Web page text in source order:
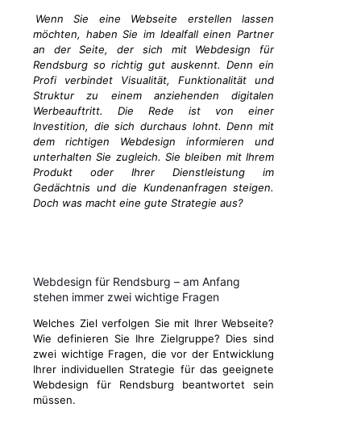
Wenn Sie eine Webseite erstellen lassen
möchten, haben Sie im Idealfall einen Partner
an der Seite, der sich mit Webdesign für
Rendsburg so richtig gut auskennt. Denn ein
Profi verbindet Visualität, Funktionalität und
Struktur zu einem anziehenden digitalen
Werbeauftritt. Die Rede ist von einer
Investition, die sich durchaus lohnt. Denn mit
dem richtigen Webdesign informieren und
unterhalten Sie zugleich. Sie bleiben mit Ihrem
Produkt oder Ihrer Dienstleistung im
Gedächtnis und die Kundenanfragen steigen.
Doch was macht eine gute Strategie aus?
Webdesign für Rendsburg – am Anfang
stehen immer zwei wichtige Fragen
Welches Ziel verfolgen Sie mit Ihrer Webseite?
Wie definieren Sie Ihre Zielgruppe? Dies sind
zwei wichtige Fragen, die vor der Entwicklung
Ihrer individuellen Strategie für das geeignete
Webdesign für Rendsburg beantwortet sein
müssen.